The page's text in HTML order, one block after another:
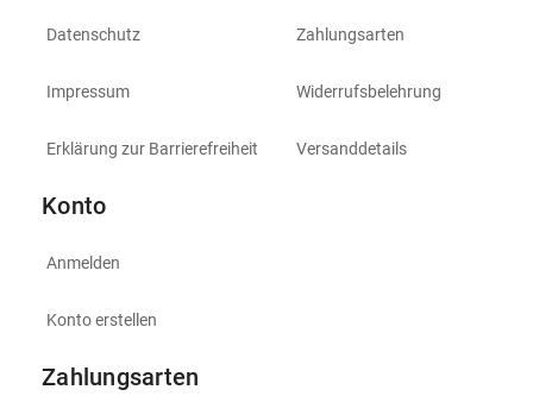
Datenschutz
Impressum
Erklärung zur Barrierefreiheit
Zahlungsarten
Widerrufsbelehrung
Versanddetails
Konto
Anmelden
Konto erstellen
Zahlungsarten